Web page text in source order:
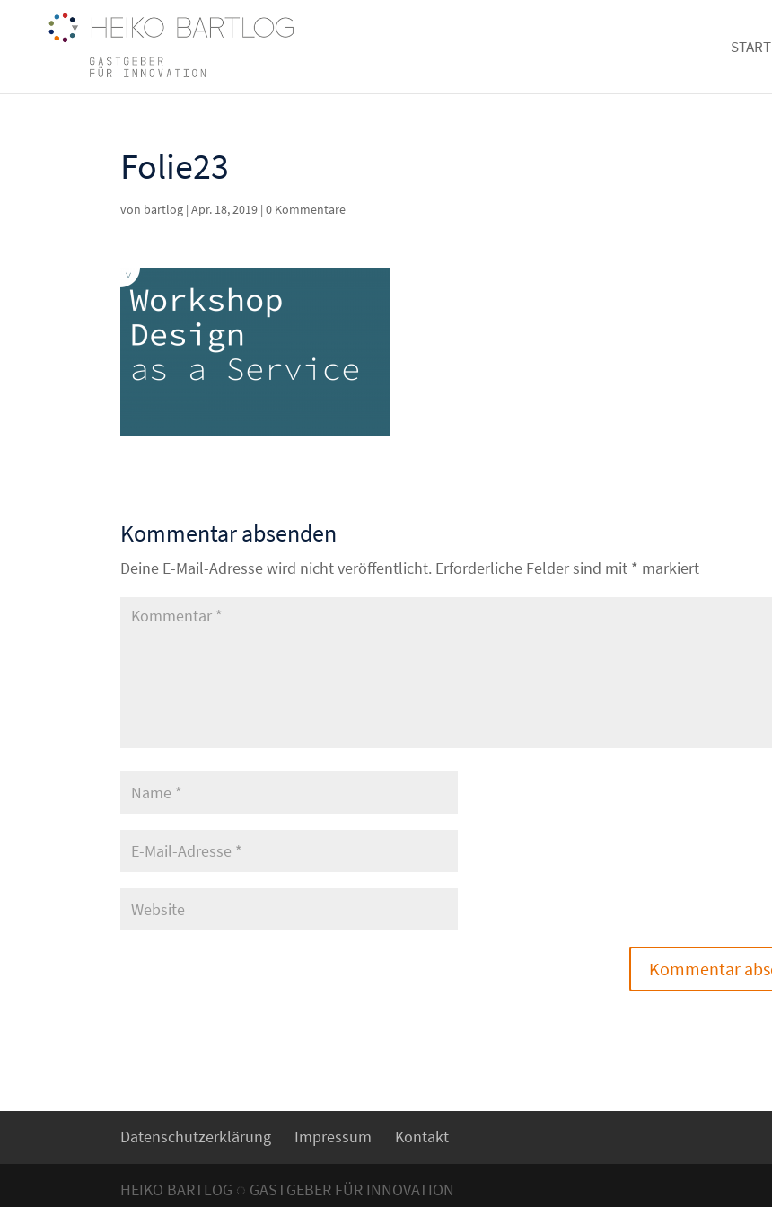
START
Folie23
von bartlog |Apr. 18, 2019 |0 Kommentare
Kommentar absenden
Deine E-Mail-Adresse wird nicht veröffentlicht. Erforderliche Felder sind mit * markiert
Datenschutzerklärung Impressum Kontakt
HEIKO BARTLOG ◌ GASTGEBER FÜR INNOVATION